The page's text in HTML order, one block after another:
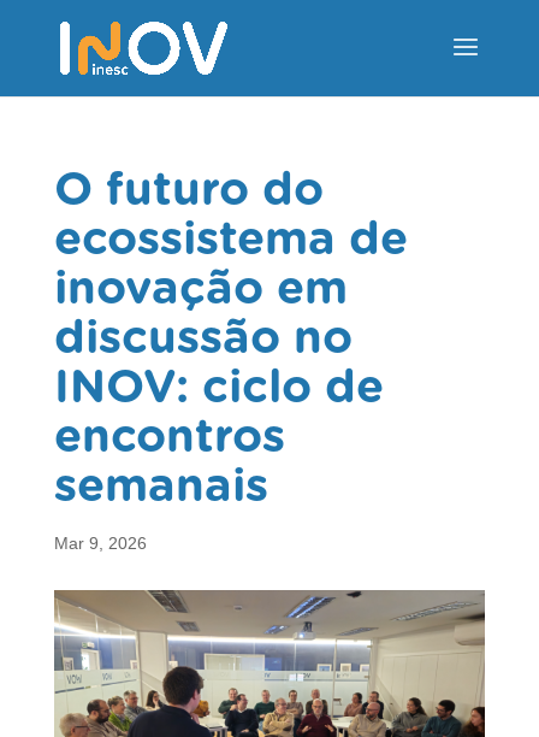
O futuro do
ecossistema de
inovação em
discussão no
INOV: ciclo de
encontros
semanais
Mar 9, 2026